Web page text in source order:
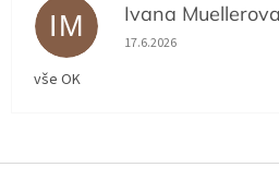
IM Ivana Muellerova
Hodnocení obchodu je
17.6.2026
vše OK